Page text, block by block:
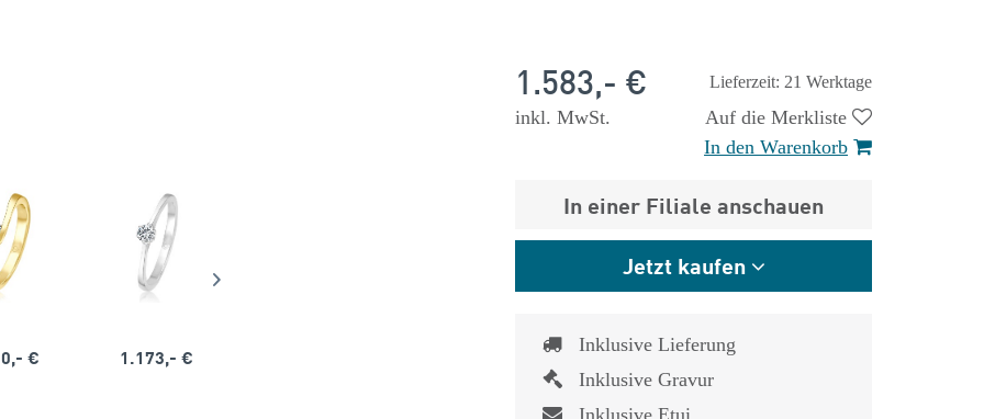
€ 1.173,- € 1.825,- €
Lieferzeit: 21 Werktage
1.583,- €
inkl. MwSt.
Auf die Merkliste
In den Warenkorb
In einer Filiale anschauen
Jetzt kaufen
Inklusive Lieferung
Inklusive Gravur
Inklusive Etui